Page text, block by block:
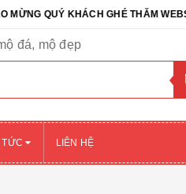
QUÝ KHÁCH GHÉ THĂM WEBSITE
đá, mộ đẹp
TỨC LIÊN HỆ